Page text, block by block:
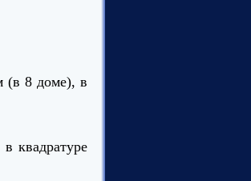
(в 8 доме), в
квадратуре